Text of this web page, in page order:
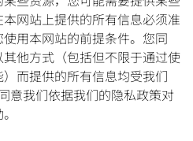
网站上提供的所有信息必须准
用本网站的前提条件。您同
他方式（包括但不限于通过使
而提供的所有信息均受我们
意我们依据我们的隐私政策对